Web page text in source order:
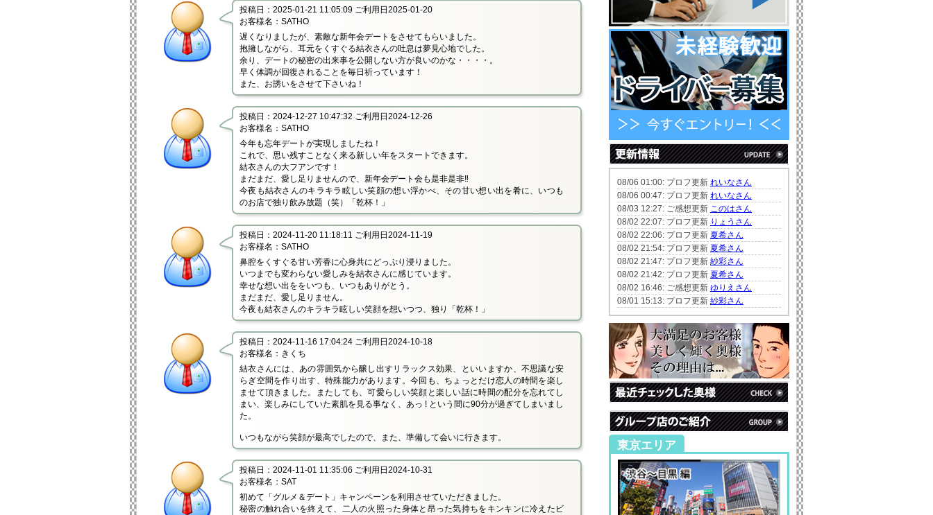
投稿日：2025-01-21 11:05:09 ご利用日2025-01-20
お客様名：SATHO
遅くなりましたが、素敵な新年会デートをさせてもらいました。
抱擁しながら、耳元をくすぐる結衣さんの吐息は夢見心地でした。
余り、デートの秘密の出来事を公開しない方が良いのかな・・・・。
早く体調が回復されることを毎日祈っています！
また、お誘いをさせて下さいね！
投稿日：2024-12-27 10:47:32 ご利用日2024-12-26
お客様名：SATHO
今年も忘年デートが実現しましたね！
これで、思い残すことなく来る新しい年をスタートできます。
結衣さんの大フアンです！
まだまだ、愛し足りませんので、新年会デート会も是非是非‼
今夜も結衣さんのキラキラ眩しい笑顔の想い浮かべ、その甘い想い出を肴に、いつも
のお店で独り飲み放題（笑）「乾杯！」
投稿日：2024-11-20 11:18:11 ご利用日2024-11-19
お客様名：SATHO
鼻腔をくすぐる甘い芳香に心身共にどっぷり浸りました。
いつまでも変わらない愛しみを結衣さんに感じています。
幸せな想い出ををいつも、いつもありがとう。
まだまだ、愛し足りません。
今夜も結衣さんのキラキラ眩しい笑顔を想いつつ、独り「乾杯！」
投稿日：2024-11-16 17:04:24 ご利用日2024-10-18
お客様名：きくち
結衣さんには、あの雰囲気から醸し出すリラックス効果、といいますか、不思議な安
らぎ空間を作り出す、特殊能力があります。今回も、ちょっとだけ恋人の時間を楽し
ませて頂きました。またしても、可愛らしい笑顔と楽しい話に時間の配分を忘れてし
まい、楽しみにしていた素肌を見る事なく、あっ ! という間に90分が過ぎてしまいまし
た。
いつもながら笑顔が最高でしたので、また、準備して会いに行きます。
投稿日：2024-11-01 11:35:06 ご利用日2024-10-31
お客様名：SAT
初めて「グルメ＆デート」キャンペーンを利用させていただきました。
秘密の触れ合いを終えて、二人の火照った身体と昂った気持ちをキンキンに冷えたビ
08/06 01:00: プロフ更新 れいなさん
08/06 00:47: プロフ更新 れいなさん
08/03 12:27: ご感想更新 このはさん
08/02 22:07: プロフ更新 りょうさん
08/02 22:06: プロフ更新 夏希さん
08/02 21:54: プロフ更新 夏希さん
08/02 21:47: プロフ更新 紗彩さん
08/02 21:42: プロフ更新 夏希さん
08/02 16:46: ご感想更新 ゆりえさん
08/01 15:13: プロフ更新 紗彩さん
東京エリア